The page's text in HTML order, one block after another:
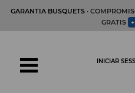
GARANTIA BUSQUETS·
GRATIS
INICIAR